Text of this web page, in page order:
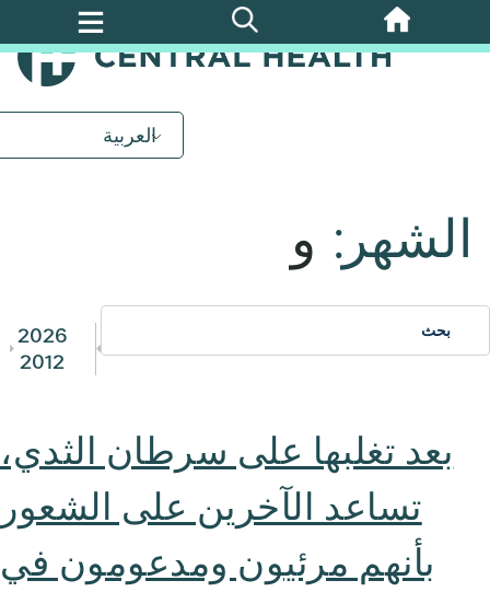
تخطي
إلى
العربية
الشهر: و
2026
2012
بعد تغلبها على سرطان الثدي،
تساعد الآخرين على الشعور
بأنهم مرئيون ومدعومون في